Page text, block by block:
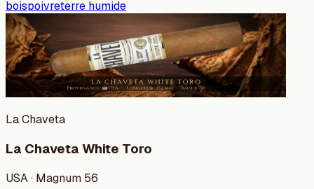
boispoivreterre humide
La Chaveta
La Chaveta White Toro
USA · Magnum 56